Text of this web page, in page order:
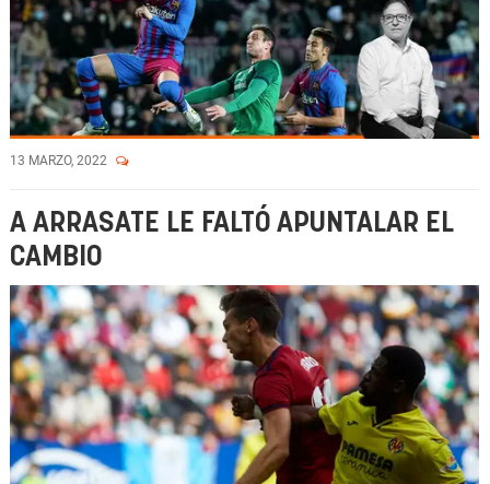
13 MARZO, 2022
A ARRASATE LE FALTÓ APUNTALAR EL
CAMBIO